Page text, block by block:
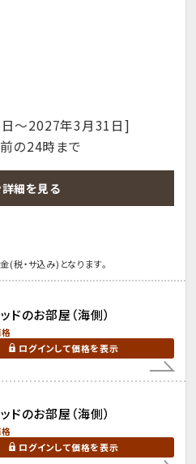
～2027年3月31日]
の24時まで
細を見る
・サ込み)となります。
ドのお部屋（海側）
ログインして価格を表示
ドのお部屋（海側）
ログインして価格を表示